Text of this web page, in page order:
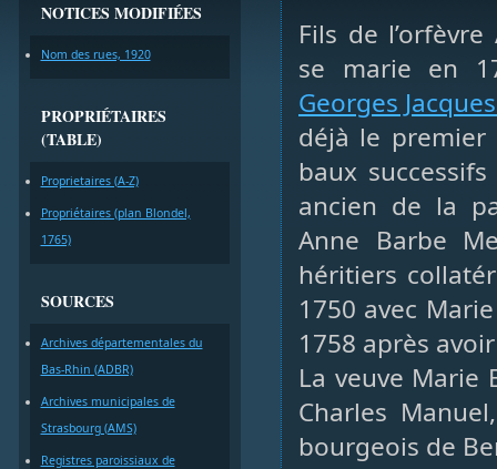
NOTICES MODIFIÉES
Nom des rues, 1920
PROPRIÉTAIRES
(TABLE)
Proprietaires (A-Z)
Propriétaires (plan Blondel,
1765)
SOURCES
Archives départementales du
Bas-Rhin (ADBR)
Archives municipales de
Strasbourg (AMS)
Registres paroissiaux de
Fils de
se marie en
Georges
déjà le
baux
ancien de la
Anne Barbe
héritiers
1750 avec
1758 après
La veuve Marie
Charles
bourgeois de